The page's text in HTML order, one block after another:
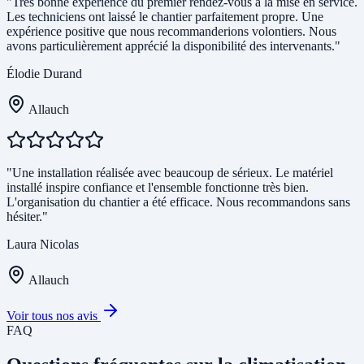
Les techniciens ont laissé le chantier parfaitement propre. Une
expérience positive que nous recommanderions volontiers. Nous
avons particulièrement apprécié la disponibilité des intervenants."
Élodie Durand
Allauch
"Une installation réalisée avec beaucoup de sérieux. Le matériel
installé inspire confiance et l'ensemble fonctionne très bien.
L'organisation du chantier a été efficace. Nous recommandons sans
hésiter."
Laura Nicolas
Allauch
Voir tous nos avis
FAQ